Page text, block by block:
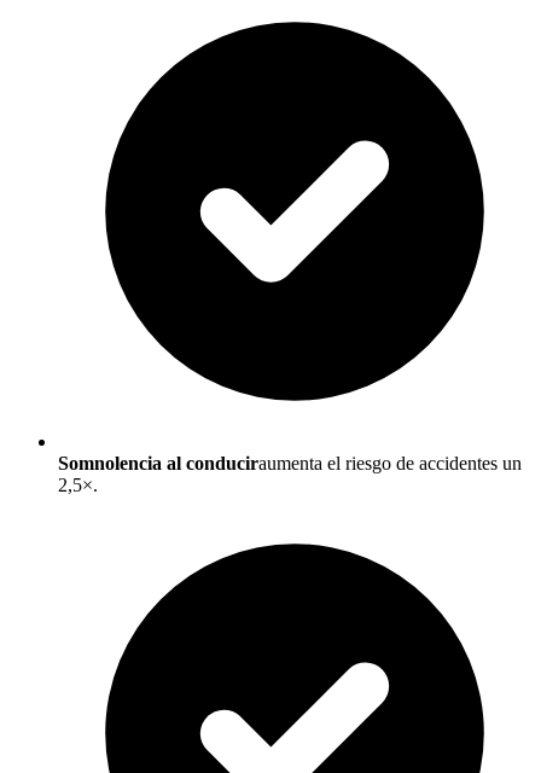
Somnolencia al conduciraumenta el riesgo de accidentes un
2,5×.